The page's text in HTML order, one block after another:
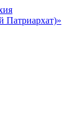
Патриархат)»